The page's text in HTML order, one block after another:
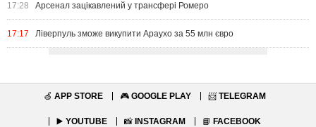
17:28 Арсенал зацікавлений у трансфері Ромеро
17:17 Ліверпуль зможе викупити Араухо за 55 млн євро
🍏 APP STORE 🎮 GOOGLE PLAY 📨 TELEGRAM
▶️ YOUTUBE 📸 INSTAGRAM 📘 FACEBOOK